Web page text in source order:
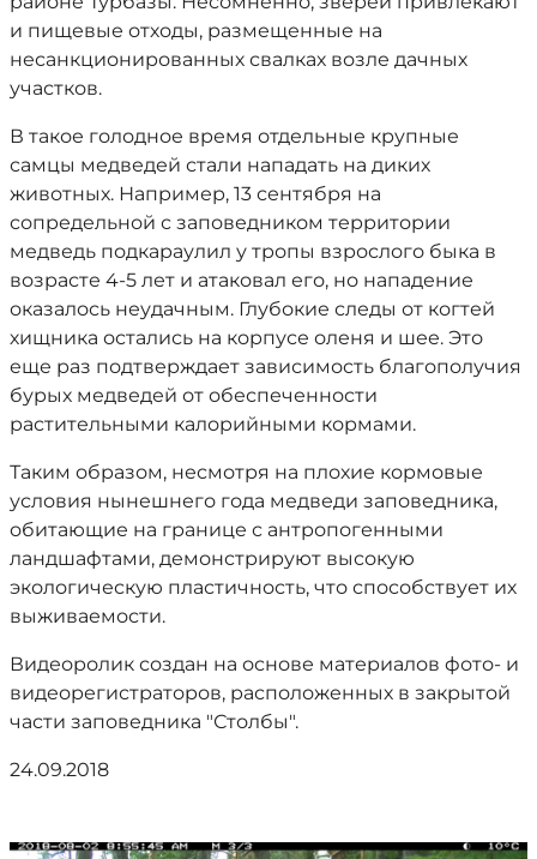
и пищевые отходы, размещенные на
несанкционированных свалках возле дачных
участков.
В такое голодное время отдельные крупные
самцы медведей стали нападать на диких
животных. Например, 13 сентября на
сопредельной с заповедником территории
медведь подкараулил у тропы взрослого быка в
возрасте 4-5 лет и атаковал его, но нападение
оказалось неудачным. Глубокие следы от когтей
хищника остались на корпусе оленя и шее. Это
еще раз подтверждает зависимость благополучия
бурых медведей от обеспеченности
растительными калорийными кормами.
Таким образом, несмотря на плохие кормовые
условия нынешнего года медведи заповедника,
обитающие на границе с антропогенными
ландшафтами, демонстрируют высокую
экологическую пластичность, что способствует их
выживаемости.
Видеоролик создан на основе материалов фото- и
видеорегистраторов, расположенных в закрытой
части заповедника "Столбы".
24.09.2018